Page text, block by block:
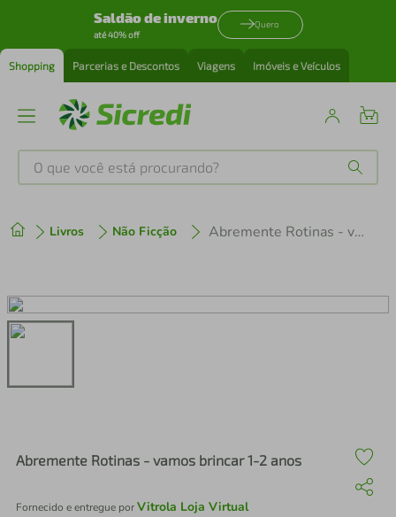
Saldão de inverno
até 40% off
Quero
Shopping Parcerias e Descontos Viagens Imóveis e Veículos
O que você está procurando?
Livros Não Ficção Abremente Rotinas - vamos brincar 1-2 anos
Abremente Rotinas - vamos brincar 1-2 anos
Fornecido e entregue porVitrola Loja Virtual
2º cafeteira